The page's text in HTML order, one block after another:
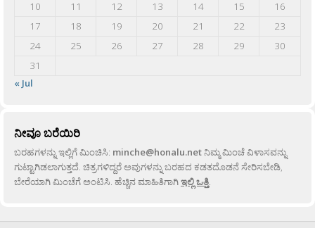
10
11 12 13 14 15
16
17
18 19 20 21 22
23
24
25 26 27 28 29
30
31
« Jul
ನೀವೂ ಬರೆಯಿರಿ
ಬರಹಗಳನ್ನು ಇಲ್ಲಿಗೆ ಮಿಂಚಿಸಿ: minche@honalu.netನಿಮ್ಮ ಮಿಂಚೆ ವಿಳಾಸವನ್ನು
ಗುಟ್ಟಾಗಿಡಲಾಗುತ್ತದೆ. ಚಿತ್ರಗಳಿದ್ದರೆ ಅವುಗಳನ್ನು ಬರಹದ ಕಡತದೊಡನೆ ಸೇರಿಸಬೇಡಿ,
ಬೇರೆಯಾಗಿ ಮಿಂಚೆಗೆ ಅಂಟಿಸಿ. ಹೆಚ್ಚಿನ ಮಾಹಿತಿಗಾಗಿಇಲ್ಲಿ ಒತ್ತಿ.